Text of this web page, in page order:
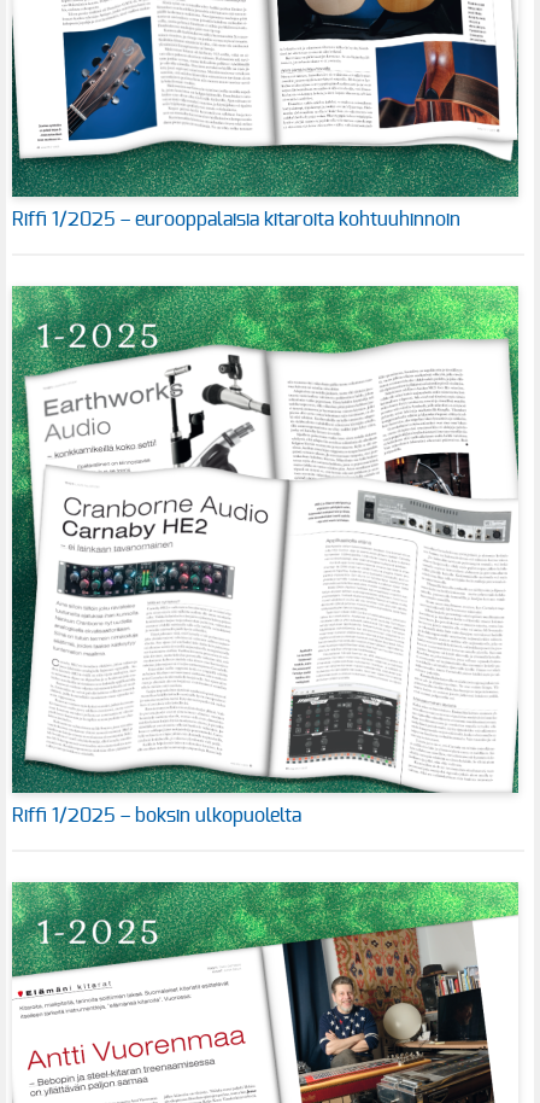
Riffi 1/2025 – eurooppalaisia kitaroita kohtuuhinnoin
Riffi 1/2025 – boksin ulkopuolelta